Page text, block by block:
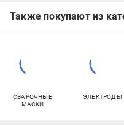
Также покупают из
СВАРОЧНЫЕ
МАСКИ
ЭЛЕКТРОДЫ